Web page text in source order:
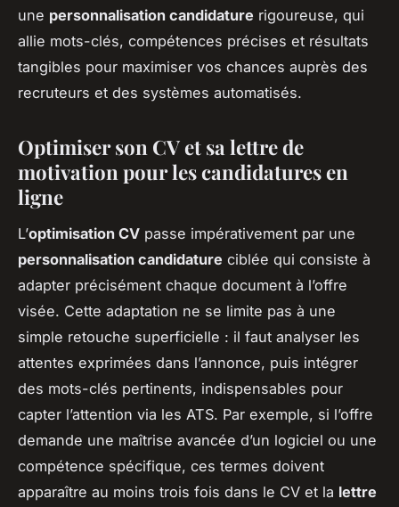
une personnalisation candidature rigoureuse, qui
allie mots-clés, compétences précises et résultats
tangibles pour maximiser vos chances auprès des
recruteurs et des systèmes automatisés.
Optimiser son CV et sa lettre de
motivation pour les candidatures en
ligne
L’optimisation CV passe impérativement par une
personnalisation candidature ciblée qui consiste à
adapter précisément chaque document à l’offre
visée. Cette adaptation ne se limite pas à une
simple retouche superficielle : il faut analyser les
attentes exprimées dans l’annonce, puis intégrer
des mots-clés pertinents, indispensables pour
capter l’attention via les ATS. Par exemple, si l’offre
demande une maîtrise avancée d’un logiciel ou une
compétence spécifique, ces termes doivent
apparaître au moins trois fois dans le CV et la lettre